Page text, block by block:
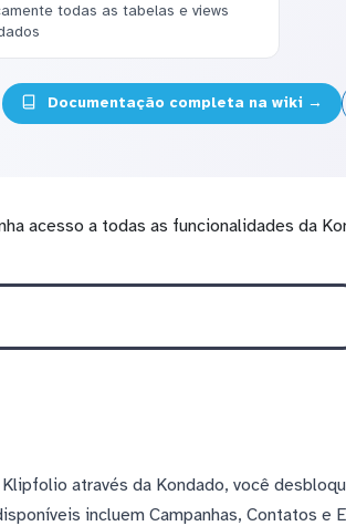
todas as tabelas e views
Documentação completa na wiki →
acesso a todas as funcionalidades da
através da Kondado, você
incluem Campanhas, Contatos